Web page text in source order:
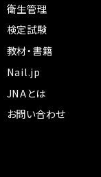
衛生管理
検定試験
教材・書籍
Nail.jp
JNAとは
お問い合わせ